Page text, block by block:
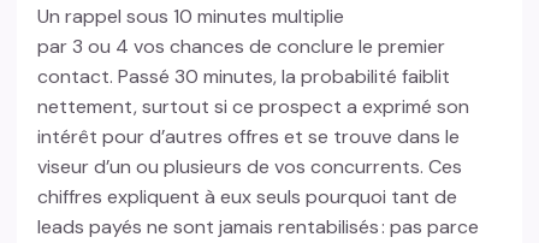
Un rappel sous 10 minutes multiplie
par 3 ou 4 vos chances de conclure le premier
contact. Passé 30 minutes, la probabilité faiblit
nettement, surtout si ce prospect a exprimé son
intérêt pour d’autres offres et se trouve dans le
viseur d’un ou plusieurs de vos concurrents. Ces
chiffres expliquent à eux seuls pourquoi tant de
leads payés ne sont jamais rentabilisés : pas parce